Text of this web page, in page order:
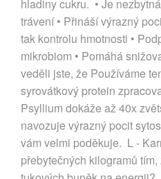
hladiny cukru. • Je
trávení • Přináší výrazný
tak kontrolu hmotnosti •
mikrobiom • Pomáhá
veděli jste, že Používáme
syrovátkový protein
Psyllium dokáže až 40x
navozuje výrazný pocit
vám velmi poděkuje. L -
přebytečných kilogramů